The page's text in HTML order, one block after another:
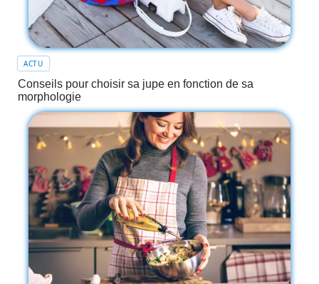
ACTU
Conseils pour choisir sa jupe en fonction de sa
morphologie